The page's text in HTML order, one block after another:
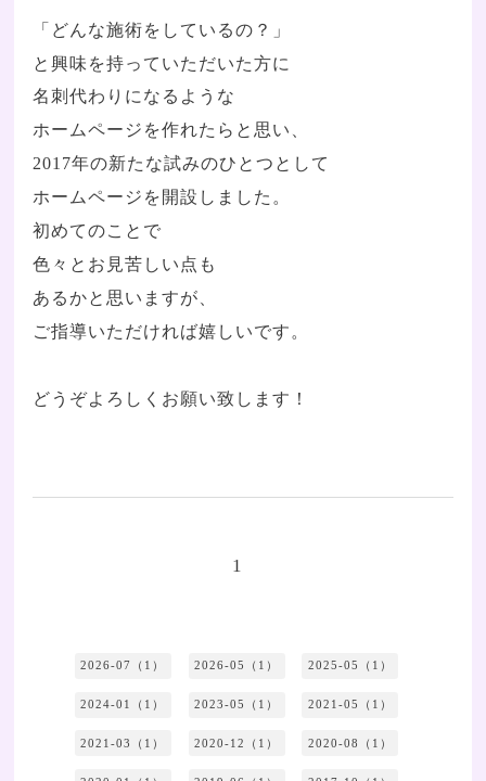
「どんな施術をしているの？」
と興味を持っていただいた方に
名刺代わりになるような
ホームページを作れたらと思い、
2017年の新たな試みのひとつとして
ホームページを開設しました。
初めてのことで
色々とお見苦しい点も
あるかと思いますが、
ご指導いただければ嬉しいです。
どうぞよろしくお願い致します！
1
2026-07（1） 2026-05（1） 2025-05（1）
2024-01（1） 2023-05（1） 2021-05（1）
2021-03（1） 2020-12（1） 2020-08（1）